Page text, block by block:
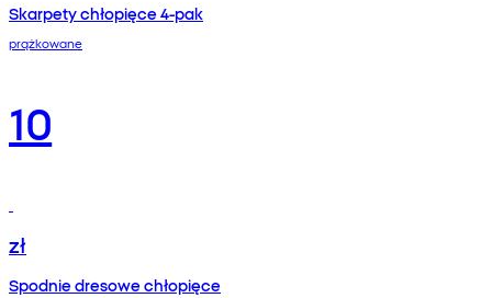
Skarpety chłopięce 4-pak
prążkowane
10
zł
Spodnie dresowe chłopięce